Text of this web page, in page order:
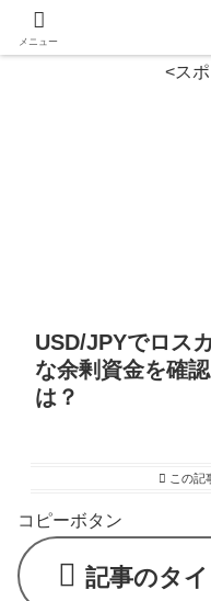
<ス
USD/JPYでロス
な余剰資金を確
は？
この記
コピーボタン
記事のタ
メニュー